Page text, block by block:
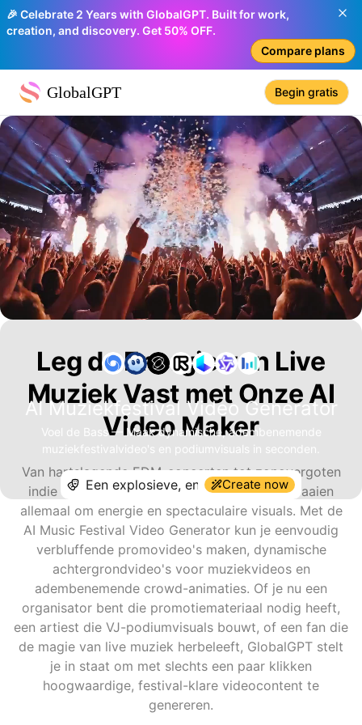
🎉 Celebrate 2 Years with GlobalGPT. Built for work,
creation, and discovery. Get 50% OFF.
Compare plans
GlobalGPT Begin gratis
AI Muziekfestival Video Generator
Voel de Bass — Maak dynamische, adembenemende
muziekfestivalvideo's en podiumvisuals in seconden.
Create now
Leg de Energie van Live
Muziek Vast met Onze AI
Video Maker
Van hartslagende EDM-concerten tot zonovergoten
indie rock-bijeenkomsten, muziekfestivals draaien
allemaal om energie en spectaculaire visuals. Met de
AI Music Festival Video Generator kun je eenvoudig
verbluffende promovideo's maken, dynamische
achtergrondvideo's voor muziekvideos en
adembenemende crowd-animaties. Of je nu een
organisator bent die promotiemateriaal nodig heeft,
een artiest die VJ-podiumvisuals bouwt, of een fan die
de magie van live muziek herbeleeft, GlobalGPT stelt
je in staat om met slechts een paar klikken
hoogwaardige, festival-klare videocontent te
genereren.